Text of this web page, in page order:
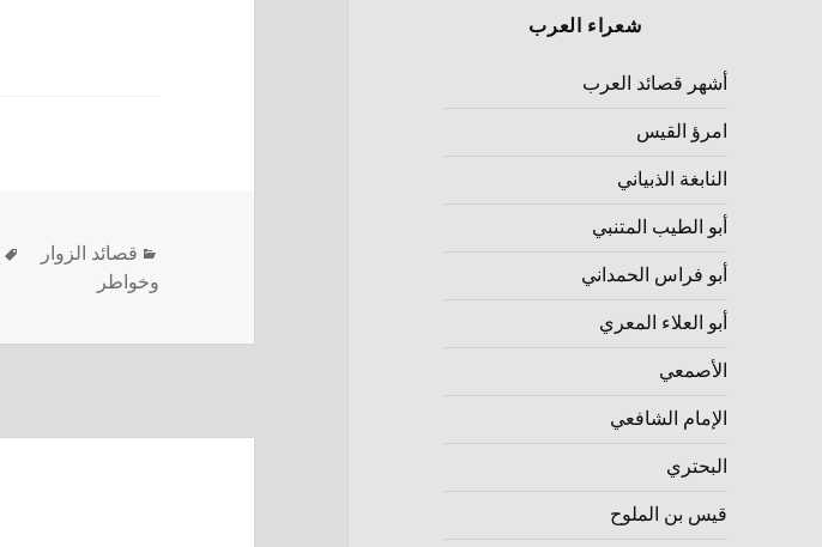
شعراء العرب
أشهر قصائد العرب
امرؤ القيس
النابغة الذبياني
أبو الطيب المتنبي
أبو فراس الحمداني
أبو العلاء المعري
الأصمعي
الإمام الشافعي
البحتري
قيس بن الملوح
قصائد الزوار
وخواطر